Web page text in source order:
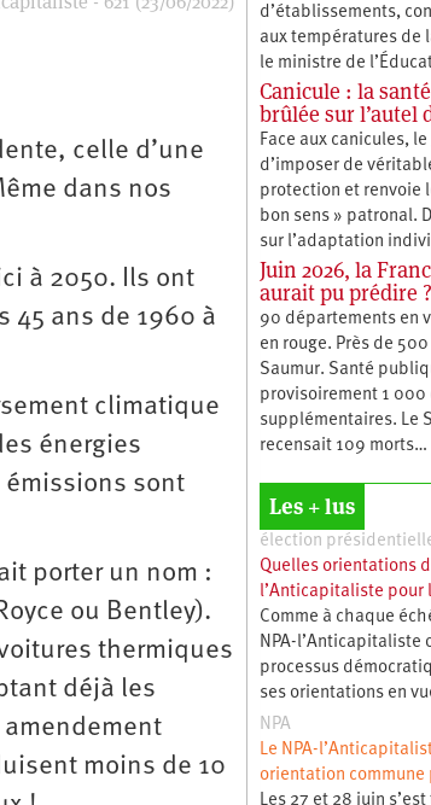
celle d’une
dans nos
à 2050. Ils ont
45 ans de 1960 à
climatique
énergies
sont
porter un nom :
ou Bentley).
thermiques
déjà les
moins de 10
d’établissements,
aux températures de
le ministre de
Canicule : la
brûlée sur l’autel
Face aux canicules,
d’imposer de
protection et renvoie
bon sens » patronal.
sur l’adaptation
Juin 2026, la
aurait pu prédire ?
90 départements en
en rouge. Près de 500
Saumur. Santé
provisoirement 1 000
supplémentaires. Le
recensait 109 morts…
Les + lus
élection
Quelles orientations
l’Anticapitaliste pour
Comme à chaque
NPA-l’Anticapitaliste
processus
ses orientations en
NPA
Le NPA-
orientation commune
Les 27 et 28 juin